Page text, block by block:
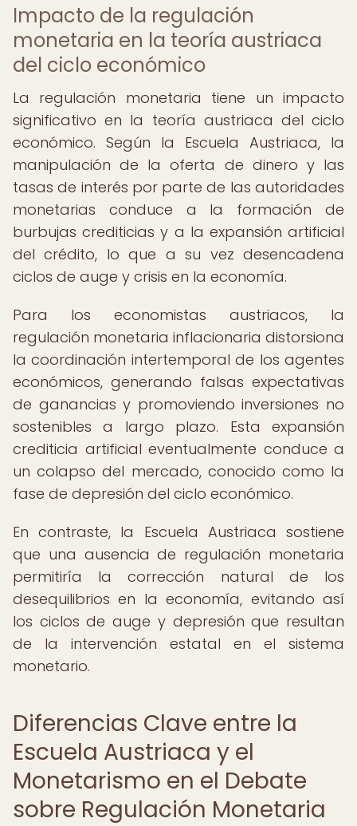
Impacto de la regulación
monetaria en la teoría austriaca
del ciclo económico
La regulación monetaria tiene un impacto
significativo en la teoría austriaca del ciclo
económico. Según la Escuela Austriaca, la
manipulación de la oferta de dinero y las
tasas de interés por parte de las autoridades
monetarias conduce a la formación de
burbujas crediticias y a la expansión artificial
del crédito, lo que a su vez desencadena
ciclos de auge y crisis en la economía.
Para los economistas austriacos, la
regulación monetaria inflacionaria distorsiona
la coordinación intertemporal de los agentes
económicos, generando falsas expectativas
de ganancias y promoviendo inversiones no
sostenibles a largo plazo. Esta expansión
crediticia artificial eventualmente conduce a
un colapso del mercado, conocido como la
fase de depresión del ciclo económico.
En contraste, la Escuela Austriaca sostiene
que una ausencia de regulación monetaria
permitiría la corrección natural de los
desequilibrios en la economía, evitando así
los ciclos de auge y depresión que resultan
de la intervención estatal en el sistema
monetario.
Diferencias Clave entre la
Escuela Austriaca y el
Monetarismo en el Debate
sobre Regulación Monetaria